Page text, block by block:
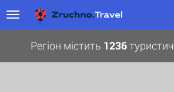
Регіон містить 1236